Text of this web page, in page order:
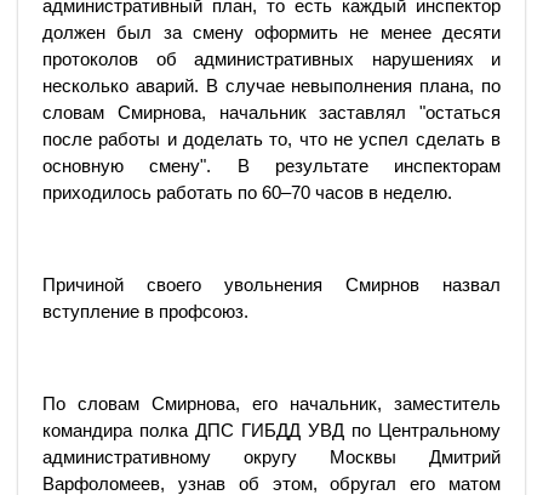
административный план, то есть каждый инспектор
должен был за смену оформить не менее десяти
протоколов об административных нарушениях и
несколько аварий. В случае невыполнения плана, по
словам Смирнова, начальник заставлял "остаться
после работы и доделать то, что не успел сделать в
основную смену". В результате инспекторам
приходилось работать по 60–70 часов в неделю.
Причиной своего увольнения Смирнов назвал
вступление в профсоюз.
По словам Смирнова, его начальник, заместитель
командира полка ДПС ГИБДД УВД по Центральному
административному округу Москвы Дмитрий
Варфоломеев, узнав об этом, обругал его матом